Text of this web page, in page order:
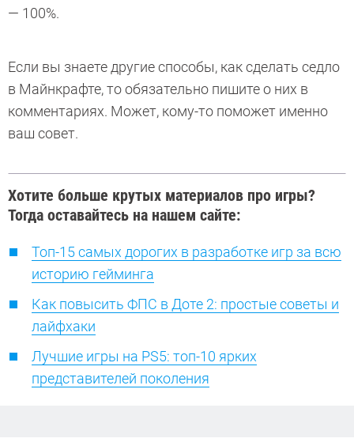
— 100%.
Если вы знаете другие способы, как сделать седло
в Майнкрафте, то обязательно пишите о них в
комментариях. Может, кому-то поможет именно
ваш совет.
Хотите больше крутых материалов про игры?
Тогда оставайтесь на нашем сайте:
Топ-15 самых дорогих в разработке игр за всю
историю гейминга
Как повысить ФПС в Доте 2: простые советы и
лайфхаки
Лучшие игры на PS5: топ-10 ярких
представителей поколения